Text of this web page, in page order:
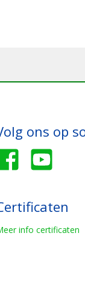
ons op
info certificaten